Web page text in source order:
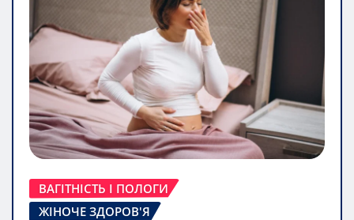
ВАГІТНІСТЬ І ПОЛОГИ
ЖІНОЧЕ ЗДОРОВ'Я